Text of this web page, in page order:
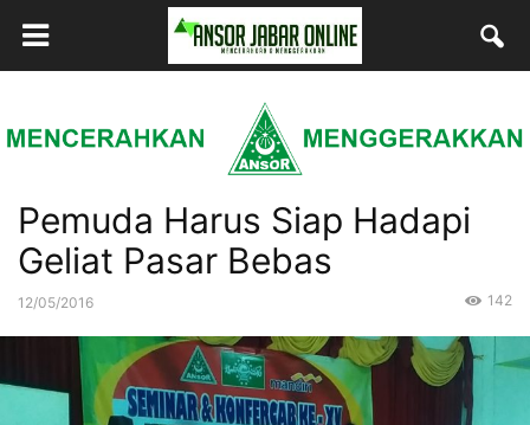
Pemuda Harus Siap Hadapi
Geliat Pasar Bebas
12/05/2016 142